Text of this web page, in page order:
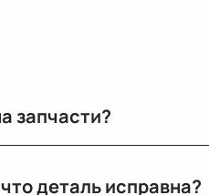
запчасти?
или вернём деньги.
деталь исправна?